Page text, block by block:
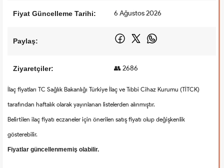
Fiyat Güncelleme Tarihi: 6 Ağustos 2026
Paylaş:
Ziyaretçiler: 👥 2686
İlaç fiyatları TC Sağlık Bakanlığı Türkiye İlaç ve Tıbbi Cihaz Kurumu (TİTCK)
tarafından haftalık olarak yayınlanan listelerden alınmıştır.
Belirtilen ilaç fiyatı eczaneler için önerilen satış fiyatı olup değişkenlik
gösterebilir.
Fiyatlar güncellenmemiş olabilir.